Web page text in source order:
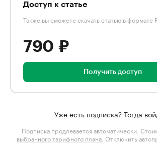
Доступ к статье
Также вы сможете скачать статью в формате
790 ₽
Получить доступ
Уже есть подписка? Тогда
Подписка продлевается автоматически.
выбранного тарифного плана . Отключить